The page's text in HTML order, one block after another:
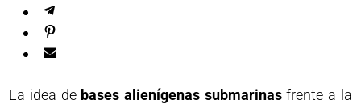
La idea de bases alienígenas submarinasfrente a la